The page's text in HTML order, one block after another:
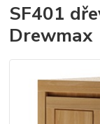
SF401
Drewmax